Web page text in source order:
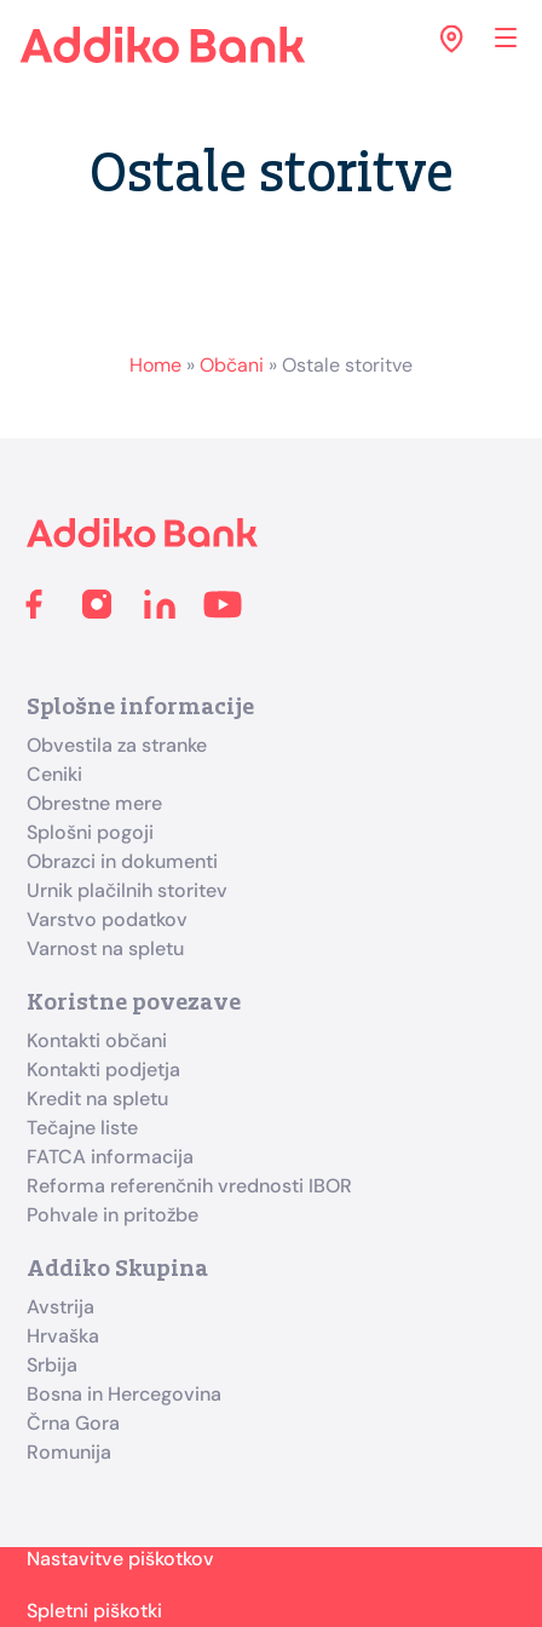
Ostale storitve
Home »Občani »Ostale storitve
Splošne informacije
Obvestila za stranke
Ceniki
Obrestne mere
Splošni pogoji
Obrazci in dokumenti
Urnik plačilnih storitev
Varstvo podatkov
Varnost na spletu
Koristne povezave
Kontakti občani
Kontakti podjetja
Kredit na spletu
Tečajne liste
FATCA informacija
Reforma referenčnih vrednosti IBOR
Pohvale in pritožbe
Addiko Skupina
Avstrija
Hrvaška
Srbija
Bosna in Hercegovina
Črna Gora
Romunija
Nastavitve piškotkov
Spletni piškotki